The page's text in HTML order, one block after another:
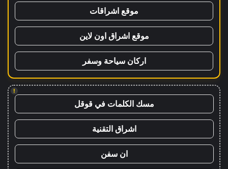
موقع اشراقات
موقع اشراق اون لاين
اركان سياحة وسفر
!
مسك الكلمات في قوقل
اشراق التقنية
ان سفن